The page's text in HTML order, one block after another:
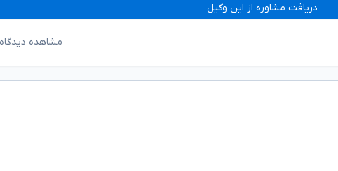
دریافت مشاوره از این وکیل
مشاهده